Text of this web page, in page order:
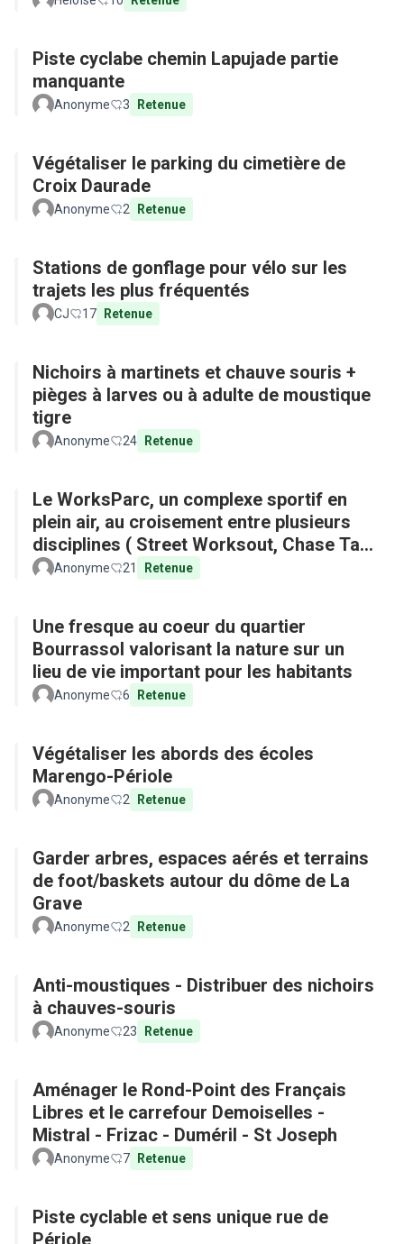
Piste cyclabe chemin Lapujade partie
manquante
Anonyme 3 Retenue
Végétaliser le parking du cimetière de
Croix Daurade
Anonyme 2 Retenue
Stations de gonflage pour vélo sur les
trajets les plus fréquentés
CJ 17 Retenue
Nichoirs à martinets et chauve souris +
pièges à larves ou à adulte de moustique
tigre
Anonyme 24 Retenue
Le WorksParc, un complexe sportif en
plein air, au croisement entre plusieurs
disciplines ( Street Worksout, Chase Tag,
Parkour)
Anonyme 21 Retenue
Une fresque au coeur du quartier
Bourrassol valorisant la nature sur un
lieu de vie important pour les habitants
Anonyme 6 Retenue
Végétaliser les abords des écoles
Marengo-Périole
Anonyme 2 Retenue
Garder arbres, espaces aérés et terrains
de foot/baskets autour du dôme de La
Grave
Anonyme 2 Retenue
Anti-moustiques - Distribuer des nichoirs
à chauves-souris
Anonyme 23 Retenue
Aménager le Rond-Point des Français
Libres et le carrefour Demoiselles -
Mistral - Frizac - Duméril - St Joseph
Anonyme 7 Retenue
Piste cyclable et sens unique rue de
Périole